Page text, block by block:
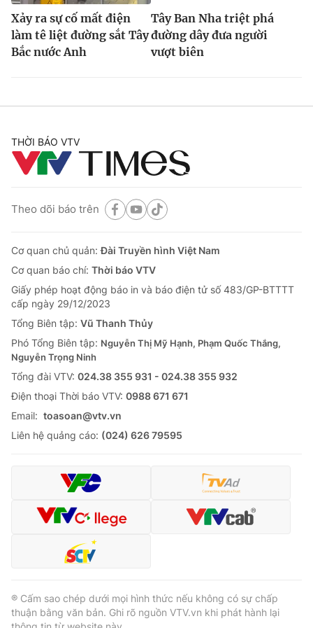
Xảy ra sự cố mất điện
làm tê liệt đường sắt Tây
Bắc nước Anh
Tây Ban Nha triệt phá
đường dây đưa người
vượt biên
THỜI BÁO VTV
Theo dõi báo trên
Cơ quan chủ quản:Đài Truyền hình Việt Nam
Cơ quan báo chí: Thời báo VTV
Giấy phép hoạt động báo in và báo điện tử số 483/GP-BTTTT
cấp ngày 29/12/2023
Tổng Biên tập: Vũ Thanh Thủy
Phó Tổng Biên tập: Nguyễn Thị Mỹ Hạnh, Phạm Quốc Thắng,
Nguyễn Trọng Ninh
Tổng đài VTV: 024.38 355 931 - 024.38 355 932
Ðiện thoại Thời báo VTV: 0988 671 671
Email: toasoan@vtv.vn
Liên hệ quảng cáo: (024) 626 79595
® Cấm sao chép dưới mọi hình thức nếu không có sự chấp
thuận bằng văn bản. Ghi rõ nguồn VTV.vn khi phát hành lại